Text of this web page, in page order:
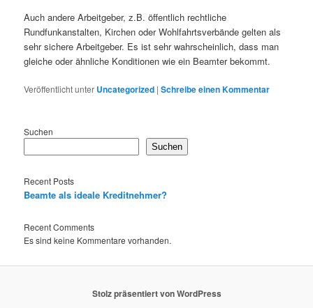
Auch andere Arbeitgeber, z.B. öffentlich rechtliche
Rundfunkanstalten, Kirchen oder Wohlfahrtsverbände gelten als
sehr sichere Arbeitgeber. Es ist sehr wahrscheinlich, dass man
gleiche oder ähnliche Konditionen wie ein Beamter bekommt.
Veröffentlicht unter Uncategorized |Schreibe einen Kommentar
Suchen
Suchen
Recent Posts
Beamte als ideale Kreditnehmer?
Recent Comments
Es sind keine Kommentare vorhanden.
Stolz präsentiert von WordPress